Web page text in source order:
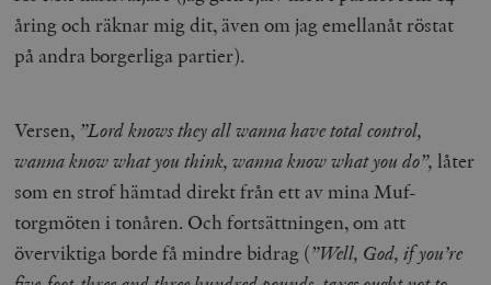
åring och räknar mig dit, även om jag emellanåt röstat
på andra borgerliga partier).
Versen, ”Lord knows they all wanna have total control,
wanna know what you think, wanna know what you do”,låter
som en strof hämtad direkt från ett av mina Muf-
torgmöten i tonåren. Och fortsättningen, om att
överviktiga borde få mindre bidrag (”Well, God, if you’re